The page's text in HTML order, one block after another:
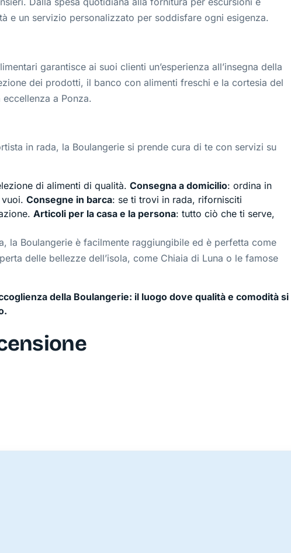
e un servizio personalizzato per soddisfare ogni esigenza.
garantisce ai suoi clienti un’esperienza all’insegna della
dei prodotti, il banco con alimenti freschi e la cortesia del
a Ponza.
in rada, la Boulangerie si prende cura di te con servizi su
di alimenti di qualità.Consegna a domicilio: ordina in
vuoi.Consegne in barca: se ti trovi in rada, rifornisciti
Articoli per la casa e la persona: tutto ciò che ti serve,
la Boulangerie è facilmente raggiungibile ed è perfetta come
delle bellezze dell’isola, come Chiaia di Luna o le famose
della Boulangerie: il luogo dove qualità e comodità si